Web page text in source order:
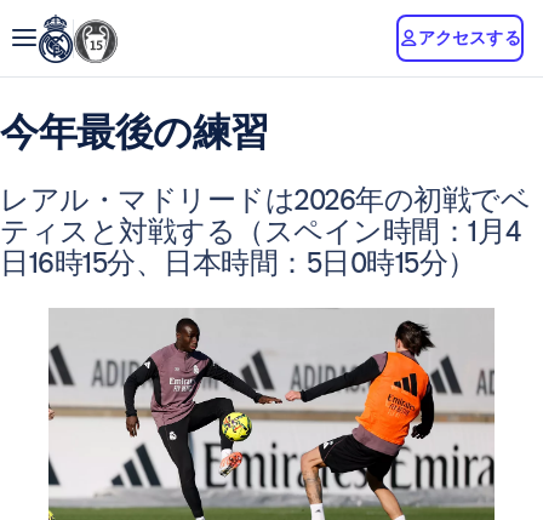
アクセスする
今年最後の練習
レアル・マドリードは2026年の初戦でベ
ティスと対戦する（スペイン時間：1月4
日16時15分、日本時間：5日0時15分）